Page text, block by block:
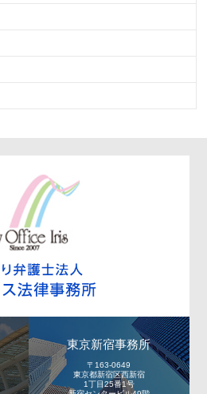
東京新宿事務所
〒163-0649
東京都新宿区西新宿
1丁目25番1号